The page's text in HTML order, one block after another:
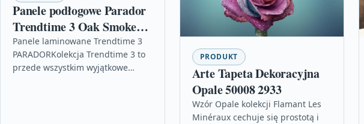
Panele podłogowe Parador
Trendtime 3 Oak Smoked
1744419
Panele laminowane Trendtime 3
PARADORKolekcja Trendtime 3 to
przede wszystkim wyjątkowe
PRODUKT
Arte Tapeta Dekoracyjna
Opale 50008 2933
Wzór Opale kolekcji Flamant Les
Minéraux cechuje się prostotą i